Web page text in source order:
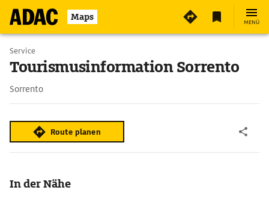
Maps MENÜ
Service
Tourismusinformation Sorrento
Sorrento
Route planen
In der Nähe